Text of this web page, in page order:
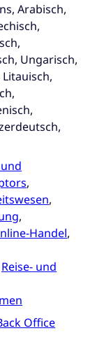
Arabisch,
Ungarisch,
,
,
,
Handel,
Reise- und
Office